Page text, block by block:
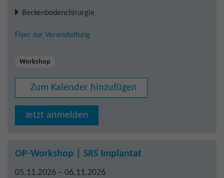
Beckenbodenchirurgie
Flyer zur Veranstaltung
Workshop
Zum Kalender hinzufügen
Jetzt anmelden
OP-Workshop | SRS Implantat
05.11.2026 – 06.11.2026